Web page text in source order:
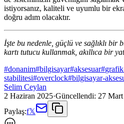
istiyorsanız, kaliteli ve uyumlu bir
doğru adım olacaktır.
İşte bu nedenle, güçlü ve sağlıklı bir
kartı tutucu kullanmak, akıllıca bir
#donanim#bilgisayar#aksesuar#
stabilitesi#overclock#bilgisayar-
Selim Ceylan
2 Haziran 2025·Güncellendi: 27
Paylaş:f𝕏